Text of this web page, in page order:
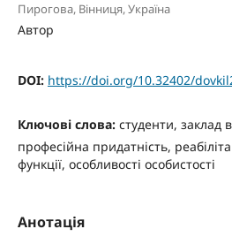
Пирогова, Вінниця, Україна
Автор
DOI: https://doi.org/10.32402/
Ключові слова: студенти, заклад
професійна придатність,
функції, особливості особистості
Анотація